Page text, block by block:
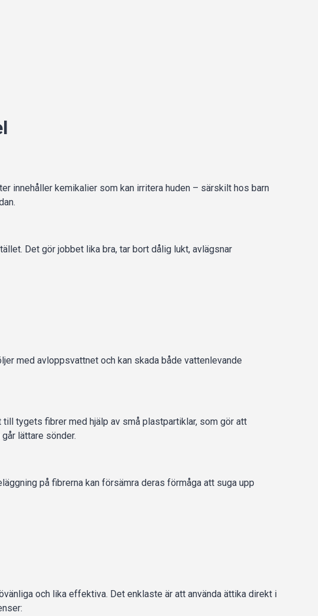
innehåller kemikalier som kan irritera huden – särskilt hos barn
Det gör jobbet lika bra, tar bort dålig lukt, avlägsnar
med avloppsvattnet och kan skada både vattenlevande
tygets fibrer med hjälp av små plastpartiklar, som gör att
lättare sönder.
på fibrerna kan försämra deras förmåga att suga upp
och lika effektiva. Det enklaste är att använda ättika direkt i